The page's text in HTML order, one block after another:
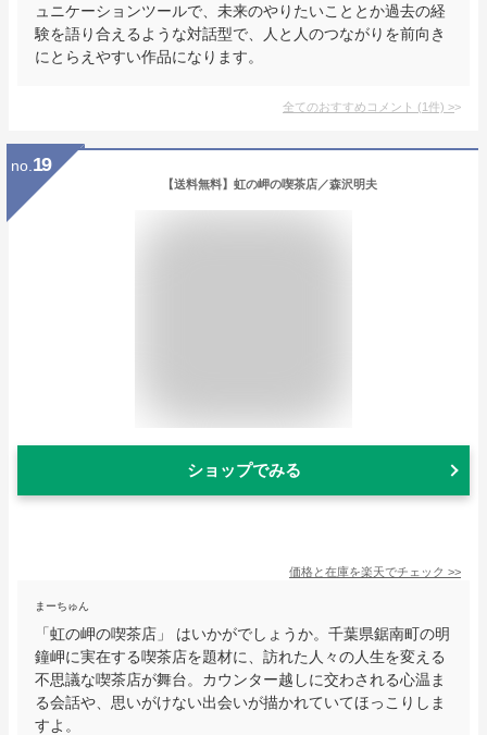
ュニケーションツールで、未来のやりたいこととか過去の経
験を語り合えるような対話型で、人と人のつながりを前向き
にとらえやすい作品になります。
全てのおすすめコメント (1件) >
no. 19
【送料無料】虹の岬の喫茶店／森沢明夫
ショップでみる
価格と在庫を楽天でチェック >>
まーちゅん
「虹の岬の喫茶店」 はいかがでしょうか。千葉県鋸南町の明
鐘岬に実在する喫茶店を題材に、訪れた人々の人生を変える
不思議な喫茶店が舞台。カウンター越しに交わされる心温ま
る会話や、思いがけない出会いが描かれていてほっこりしま
すよ。